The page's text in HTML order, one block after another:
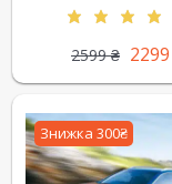
2599₴ 2299
Знижка 300₴